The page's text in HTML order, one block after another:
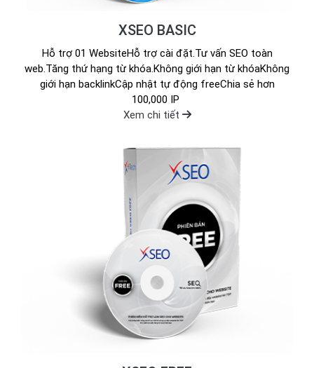
XSEO BASIC
Hỗ trợ 01 WebsiteHỗ trợ cài đặt.Tư vấn SEO toàn
web.Tăng thứ hạng từ khóa.Không giới hạn từ khóaKhông
giới hạn backlinkCập nhật tự động freeChia sẻ hơn
100,000 IP
Xem chi tiết